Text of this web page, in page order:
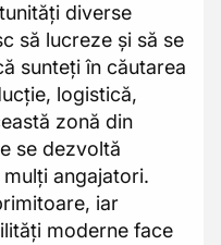
diverse
să lucreze și să se
sunteți în căutarea
logistică,
zonă din
se dezvoltă
angajatori.
iar
moderne face